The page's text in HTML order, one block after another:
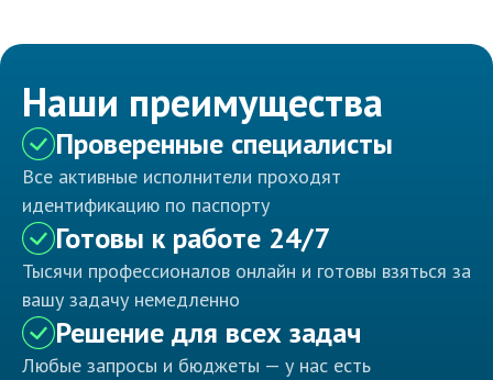
Наши преимущества
Проверенные специалисты
Все активные исполнители проходят
идентификацию по паспорту
Готовы к работе 24/7
Тысячи профессионалов онлайн и готовы взяться за
вашу задачу немедленно
Решение для всех задач
Любые запросы и бюджеты — у нас есть